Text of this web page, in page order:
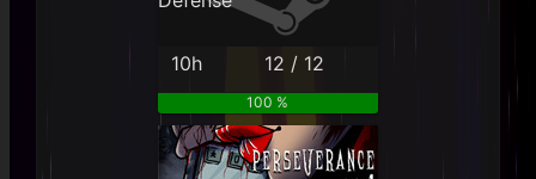
10h 12 / 12
100 %